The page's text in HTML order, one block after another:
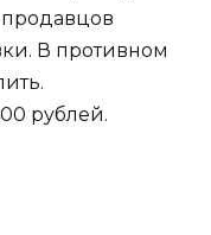
продавцов
В противном
рублей.